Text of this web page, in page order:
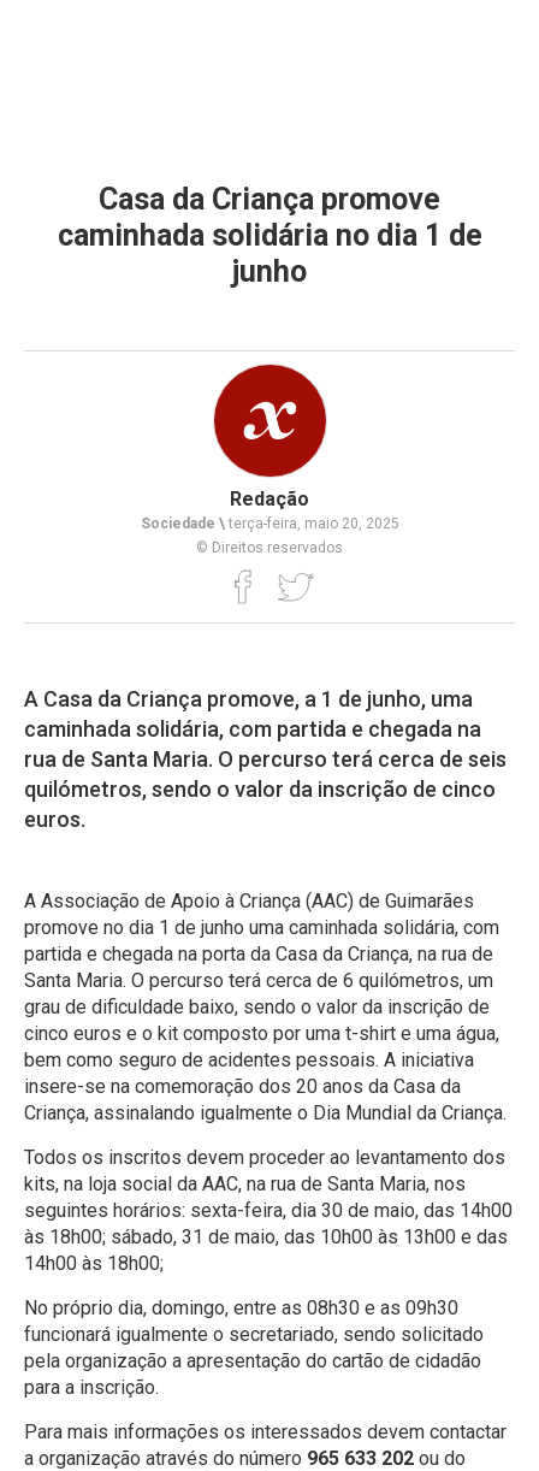
Casa da Criança promove
caminhada solidária no dia 1 de
junho
Redação
Sociedade \terça-feira, maio 20, 2025
© Direitos reservados
A Casa da Criança promove, a 1 de junho, uma
caminhada solidária, com partida e chegada na
rua de Santa Maria. O percurso terá cerca de seis
quilómetros, sendo o valor da inscrição de cinco
euros.
A Associação de Apoio à Criança (AAC) de Guimarães
promove no dia 1 de junho uma caminhada solidária, com
partida e chegada na porta da Casa da Criança, na rua de
Santa Maria. O percurso terá cerca de 6 quilómetros, um
grau de dificuldade baixo, sendo o valor da inscrição de
cinco euros e o kit composto por uma t-shirt e uma água,
bem como seguro de acidentes pessoais. A iniciativa
insere-se na comemoração dos 20 anos da Casa da
Criança, assinalando igualmente o Dia Mundial da Criança.
Todos os inscritos devem proceder ao levantamento dos
kits, na loja social da AAC, na rua de Santa Maria, nos
seguintes horários: sexta-feira, dia 30 de maio, das 14h00
às 18h00; sábado, 31 de maio, das 10h00 às 13h00 e das
14h00 às 18h00;
No próprio dia, domingo, entre as 08h30 e as 09h30
funcionará igualmente o secretariado, sendo solicitado
pela organização a apresentação do cartão de cidadão
para a inscrição.
Para mais informações os interessados devem contactar
a organização através do número 965 633 202 ou do